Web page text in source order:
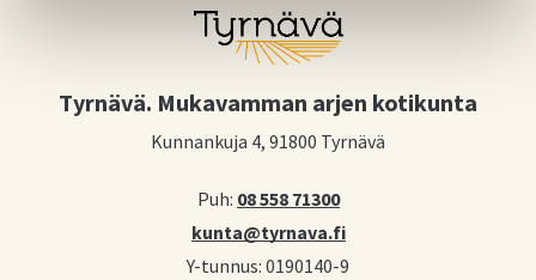
Tyrnävä. Mukavamman arjen kotikunta
Kunnankuja 4, 91800 Tyrnävä
Puh: 08 558 71300
kunta@tyrnava.fi
Y-tunnus: 0190140-9